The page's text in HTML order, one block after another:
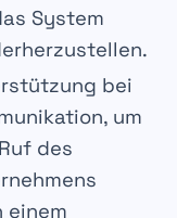
System
bei
, um
Ruf des
einem